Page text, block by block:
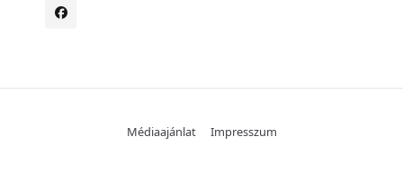
Médiaajánlat Impresszum